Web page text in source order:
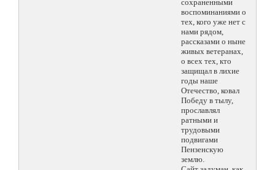
сохраненными
воспоминаниями о
тех, кого уже нет с
нами рядом,
рассказами о ныне
живых ветеранах,
о всех тех, кто
защищал в лихие
годы наше
Отечество, ковал
Победу в тылу,
прославлял
ратными и
трудовыми
подвигами
Пензенскую
землю.